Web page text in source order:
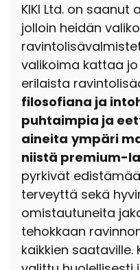
KIKI Ltd. on saanut
jolloin heidän
valikoima kattaa
erilaista
filosofiana ja
puhtaimpia ja
aineita ympäri
niistä premium-
pyrkivät
terveyttä sekä
omistautuneita
tehokkaan
kaikkien saataville.